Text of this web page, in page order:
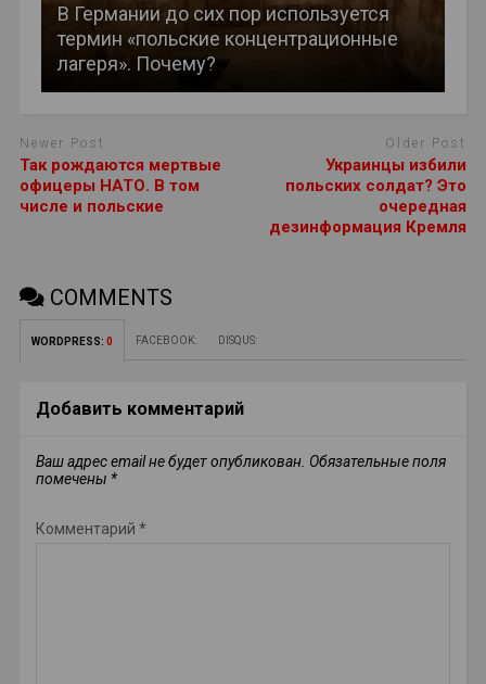
В Германии до сих пор используется
термин «польские концентрационные
лагеря». Почему?
Newer Post
Так рождаются мертвые
офицеры НАТО. В том
числе и польские
Older Post
Украинцы избили
польских солдат? Это
очередная
дезинформация Кремля
COMMENTS
WORDPRESS: 0 FACEBOOK: DISQUS:
Добавить комментарий
Ваш адрес email не будет опубликован. Обязательные поля
помечены *
Комментарий *